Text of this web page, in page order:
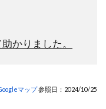
かりました。
マップ参照日：2024/10/25